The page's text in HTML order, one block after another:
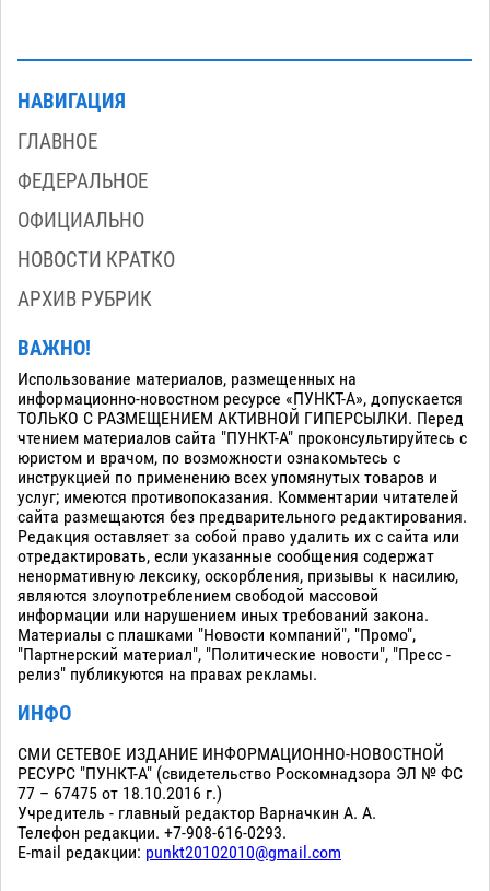
НАВИГАЦИЯ
ГЛАВНОЕ
ФЕДЕРАЛЬНОЕ
ОФИЦИАЛЬНО
НОВОСТИ КРАТКО
АРХИВ РУБРИК
ВАЖНО!
Использование материалов, размещенных на
информационно-новостном ресурсе «ПУНКТ-А», допускается
ТОЛЬКО С РАЗМЕЩЕНИЕМ АКТИВНОЙ ГИПЕРСЫЛКИ. Перед
чтением материалов сайта "ПУНКТ-А" проконсультируйтесь с
юристом и врачом, по возможности ознакомьтесь с
инструкцией по применению всех упомянутых товаров и
услуг; имеются противопоказания. Комментарии читателей
сайта размещаются без предварительного редактирования.
Редакция оставляет за собой право удалить их с сайта или
отредактировать, если указанные сообщения содержат
ненормативную лексику, оскорбления, призывы к насилию,
являются злоупотреблением свободой массовой
информации или нарушением иных требований закона.
Материалы с плашками "Новости компаний", "Промо",
"Партнерский материал", "Политические новости", "Пресс -
релиз" публикуются на правах рекламы.
ИНФО
СМИ СЕТЕВОЕ ИЗДАНИЕ ИНФОРМАЦИОННО-НОВОСТНОЙ
РЕСУРС "ПУНКТ-А" (свидетельство Роскомнадзора ЭЛ № ФС
77 – 67475 от 18.10.2016 г.)
Учредитель - главный редактор Варначкин А. А.
Телефон редакции. +7-908-616-0293.
E-mail редакции: punkt20102010@gmail.com